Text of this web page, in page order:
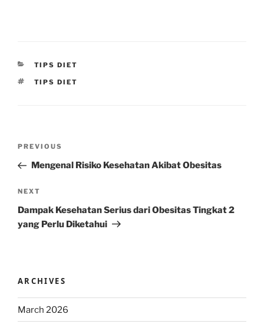
CATEGORIES
TIPS DIET
TAGS
TIPS DIET
Previous
Post
PREVIOUS
Mengenal Risiko Kesehatan Akibat Obesitas
Next
Post
NEXT
Dampak Kesehatan Serius dari Obesitas Tingkat 2
yang Perlu Diketahui
ARCHIVES
March 2026